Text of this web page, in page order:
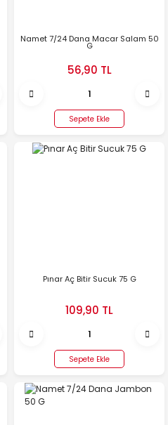
Namet 7/24 Dana Macar Salam 50
G
56,90 TL
Sepete Ekle
Pınar Aç Bitir Sucuk 75 G
109,90 TL
Sepete Ekle